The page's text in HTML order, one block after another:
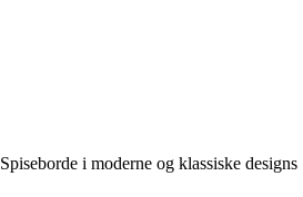
Spiseborde i moderne og klassiske designs